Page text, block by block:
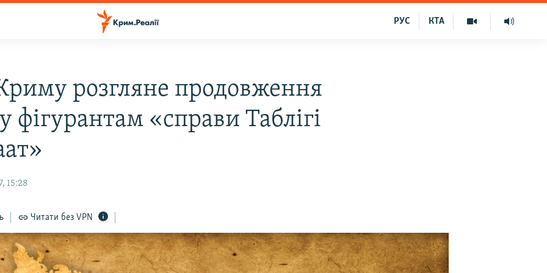
КТА
РУС
розгляне продовження
фігурантам «справи Таблігі
15:28
Читати без VPN